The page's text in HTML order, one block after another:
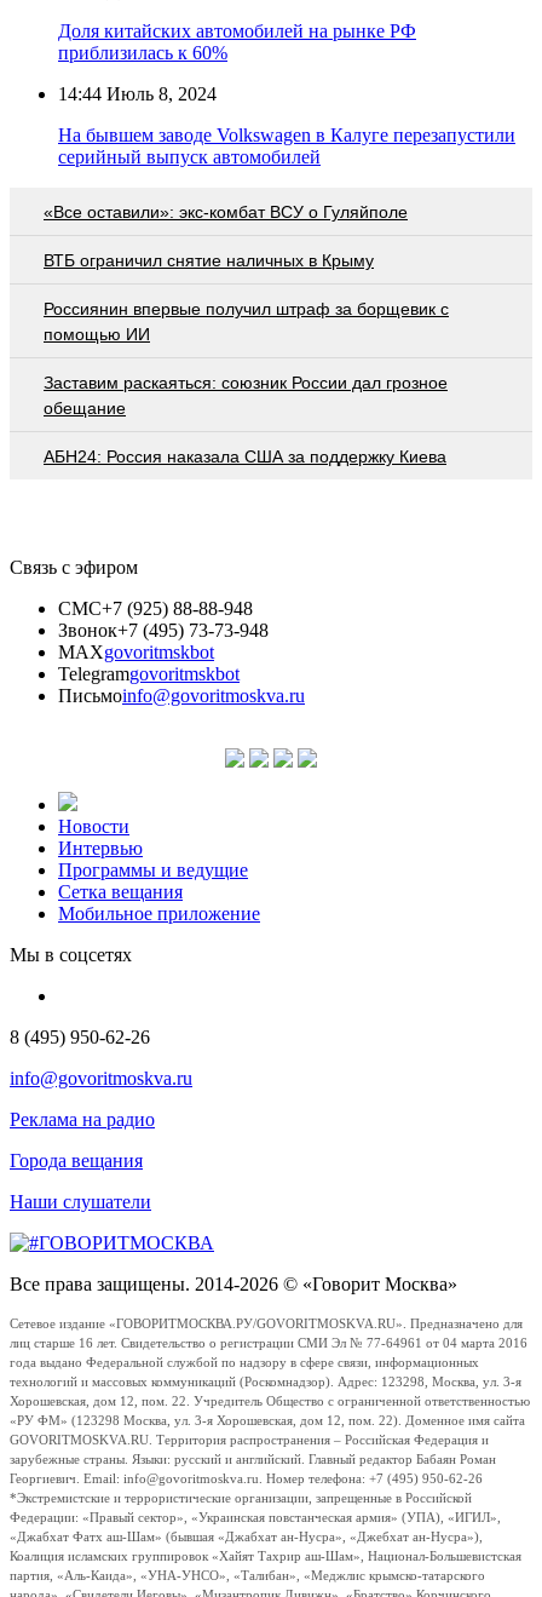
Доля китайских автомобилей на рынке РФ
приблизилась к 60%
14:44 Июль 8, 2024
На бывшем заводе Volkswagen в Калуге перезапустили
серийный выпуск автомобилей
«Все оставили»: экс-комбат ВСУ о Гуляйполе
ВТБ ограничил снятие наличных в Крыму
Россиянин впервые получил штраф за борщевик с
помощью ИИ
Заставим раскаяться: союзник России дал грозное
обещание
АБН24: Россия наказала США за поддержку Киева
Связь с эфиром
СМС+7 (925) 88-88-948
Звонок+7 (495) 73-73-948
MAXgovoritmskbot
Telegramgovoritmskbot
Письмоinfo@govoritmoskva.ru
Новости
Интервью
Программы и ведущие
Сетка вещания
Мобильное приложение
Мы в соцсетях
8 (495) 950-62-26
info@govoritmoskva.ru
Реклама на радио
Города вещания
Наши слушатели
Все права защищены. 2014-2026 © «Говорит Москва»
Сетевое издание «ГОВОРИТМОСКВА.РУ/GOVORITMOSKVA.RU». Предназначено для
лиц старше 16 лет. Свидетельство о регистрации СМИ Эл № 77-64961 от 04 марта 2016
года выдано Федеральной службой по надзору в сфере связи, информационных
технологий и массовых коммуникаций (Роскомнадзор). Адрес: 123298, Москва, ул. 3-я
Хорошевская, дом 12, пом. 22. Учредитель Общество с ограниченной ответственностью
«РУ ФМ» (123298 Москва, ул. 3-я Хорошевская, дом 12, пом. 22). Доменное имя сайта
GOVORITMOSKVA.RU. Территория распространения – Российская Федерация и
зарубежные страны. Языки: русский и английский. Главный редактор Бабаян Роман
Георгиевич. Email: info@govoritmoskva.ru. Номер телефона: +7 (495) 950-62-26
*Экстремистские и террористические организации, запрещенные в Российской
Федерации: «Правый сектор», «Украинская повстанческая армия» (УПА), «ИГИЛ»,
«Джабхат Фатх аш-Шам» (бывшая «Джабхат ан-Нусра», «Джебхат ан-Нусра»),
Коалиция исламских группировок «Хайят Тахрир аш-Шам», Национал-Большевистская
партия, «Аль-Каида», «УНА-УНСО», «Талибан», «Меджлис крымско-татарского